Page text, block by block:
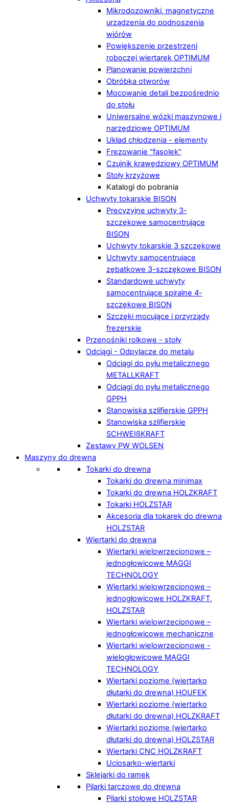
Mikrodozowniki, magnetyczne
urządzenia do podnoszenia
wiórów
Powiększenie przestrzeni
roboczej wiertarek OPTIMUM
Planowanie powierzchni
Obróbka otworów
Mocowanie detali bezpośrednio
do stołu
Uniwersalne wózki maszynowe i
narzędziowe OPTIMUM
Układ chłodzenia - elementy
Frezowanie "fasolek"
Czujnik krawędziowy OPTIMUM
Stoły krzyżowe
Katalogi do pobrania
Uchwyty tokarskie BISON
Precyzyjne uchwyty 3-
szczękowe samocentrujące
BISON
Uchwyty tokarskie 3 szczękowe
Uchwyty samocentrujące
zębatkowe 3-szczękowe BISON
Standardowe uchwyty
samocentrujące spiralne 4-
szczękowe BISON
Szczęki mocujące i przyrządy
frezerskie
Przenośniki rolkowe - stoły
Odciągi - Odpylacze do metalu
Odciągi do pyłu metalicznego
METALLKRAFT
Odciągi do pyłu metalicznego
GPPH
Stanowiska szlifierskie GPPH
Stanowiska szlifierskie
SCHWEIßKRAFT
Zestawy PW WOLSEN
Maszyny do drewna
Tokarki do drewna
Tokarki do drewna minimax
Tokarki do drewna HOLZKRAFT
Tokarki HOLZSTAR
Akcesoria dla tokarek do drewna
HOLZSTAR
Wiertarki do drewna
Wiertarki wielowrzecionowe –
jednogłowicowe MAGGI
TECHNOLOGY
Wiertarki wielowrzecionowe –
jednogłowicowe HOLZKRAFT,
HOLZSTAR
Wiertarki wielowrzecionowe –
jednogłowicowe mechaniczne
Wiertarki wielowrzecionowe -
wielogłowicowe MAGGI
TECHNOLOGY
Wiertarki poziome (wiertarko
dłutarki do drewna) HOUFEK
Wiertarki poziome (wiertarko
dłutarki do drewna) HOLZKRAFT
Wiertarki poziome (wiertarko
dłutarki do drewna) HOLZSTAR
Wiertarki CNC HOLZKRAFT
Uciosarko-wiertarki
Sklejarki do ramek
Pilarki tarczowe do drewna
Pilarki stołowe HOLZSTAR